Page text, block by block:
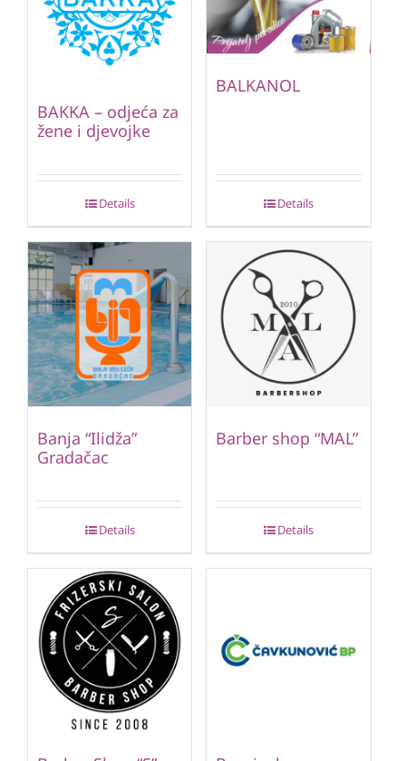
BAKKA – odjeća za
žene i djevojke
Details
BALKANOL
Details
Banja “Ilidža”
Gradačac
Details
Barber shop “MAL”
Details